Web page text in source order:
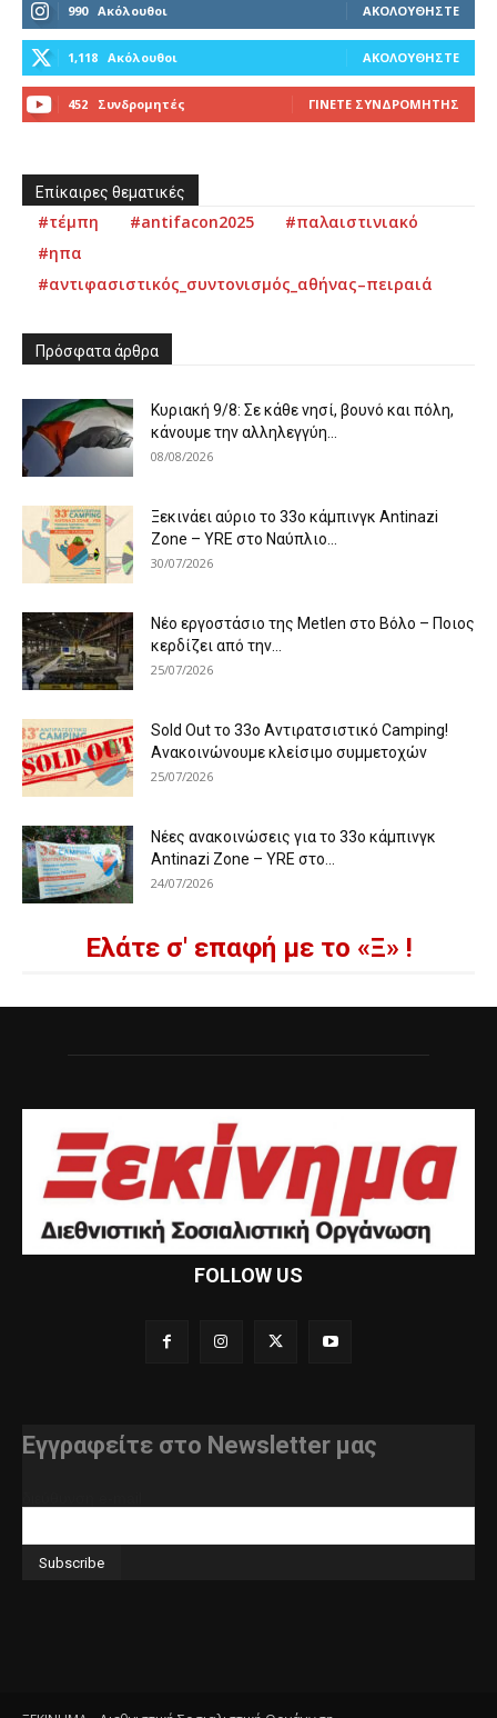
990 Ακόλουθοι ΑΚΟΛΟΥΘΉΣΤΕ
1,118 Ακόλουθοι ΑΚΟΛΟΥΘΉΣΤΕ
452 Συνδρομητές ΓΊΝΕΤΕ ΣΥΝΔΡΟΜΗΤΉΣ
Επίκαιρες θεματικές
#τέμπη #antifacon2025
#παλαιστινιακό
#ηπα
#αντιφασιστικός_συντονισμός_αθήνας–πειραιά
Πρόσφατα άρθρα
Κυριακή 9/8: Σε κάθε νησί, βουνό και πόλη,
κάνουμε την αλληλεγγύη...
08/08/2026
Ξεκινάει αύριο το 33ο κάμπινγκ Antinazi
Zone – YRE στο Ναύπλιο...
30/07/2026
Νέο εργοστάσιο της Metlen στο Βόλο – Ποιος
κερδίζει από την...
25/07/2026
Sold Out το 33ο Αντιρατσιστικό Camping!
Ανακοινώνουμε κλείσιμο συμμετοχών
25/07/2026
Νέες ανακοινώσεις για το 33ο κάμπινγκ
Antinazi Zone – YRE στο...
24/07/2026
Ελάτε σ' επαφή με το «Ξ» !
FOLLOW US
Εγγραφείτε στο Newsletter μας